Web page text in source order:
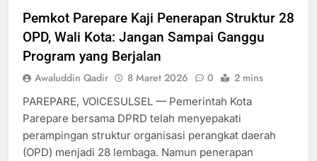
Pemkot Parepare Kaji Penerapan Struktur 28
OPD, Wali Kota: Jangan Sampai Ganggu
Program yang Berjalan
Awaluddin Qadir 8 Maret 2026 0 2 mins
PAREPARE, VOICESULSEL — Pemerintah Kota
Parepare bersama DPRD telah menyepakati
perampingan struktur organisasi perangkat daerah
(OPD) menjadi 28 lembaga. Namun penerapan